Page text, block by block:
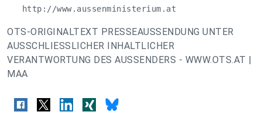
   http://www.aussenministerium.at
OTS-ORIGINALTEXT PRESSEAUSSENDUNG UNTER
AUSSCHLIESSLICHER INHALTLICHER
VERANTWORTUNG DES AUSSENDERS - WWW.OTS.AT |
MAA